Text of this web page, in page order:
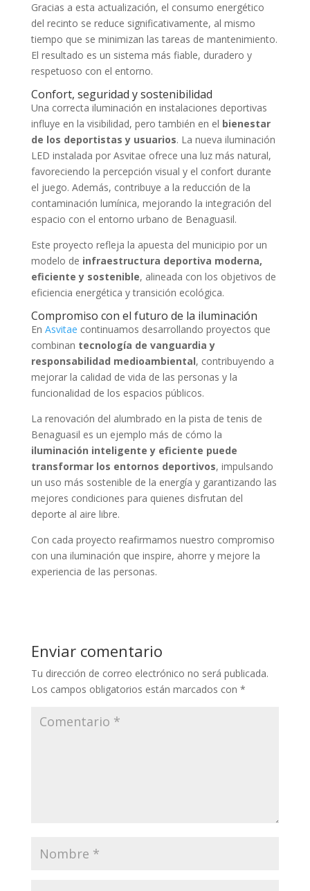
Gracias a esta actualización, el consumo energético
del recinto se reduce significativamente, al mismo
tiempo que se minimizan las tareas de mantenimiento.
El resultado es un sistema más fiable, duradero y
respetuoso con el entorno.
Confort, seguridad y sostenibilidad
Una correcta iluminación en instalaciones deportivas
influye en la visibilidad, pero también en el bienestar
de los deportistas y usuarios. La nueva iluminación
LED instalada por Asvitae ofrece una luz más natural,
favoreciendo la percepción visual y el confort durante
el juego. Además, contribuye a la reducción de la
contaminación lumínica, mejorando la integración del
espacio con el entorno urbano de Benaguasil.
Este proyecto refleja la apuesta del municipio por un
modelo de infraestructura deportiva moderna,
eficiente y sostenible, alineada con los objetivos de
eficiencia energética y transición ecológica.
Compromiso con el futuro de la iluminación
En Asvitae continuamos desarrollando proyectos que
combinan tecnología de vanguardia y
responsabilidad medioambiental, contribuyendo a
mejorar la calidad de vida de las personas y la
funcionalidad de los espacios públicos.
La renovación del alumbrado en la pista de tenis de
Benaguasil es un ejemplo más de cómo la
iluminación inteligente y eficiente puede
transformar los entornos deportivos, impulsando
un uso más sostenible de la energía y garantizando las
mejores condiciones para quienes disfrutan del
deporte al aire libre.
Con cada proyecto reafirmamos nuestro compromiso
con una iluminación que inspire, ahorre y mejore la
experiencia de las personas.
Enviar comentario
Tu dirección de correo electrónico no será publicada.
Los campos obligatorios están marcados con *